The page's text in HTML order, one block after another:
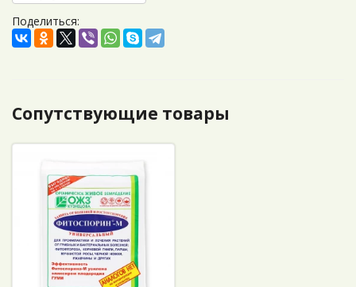
Поделиться:
Сопутствующие товары